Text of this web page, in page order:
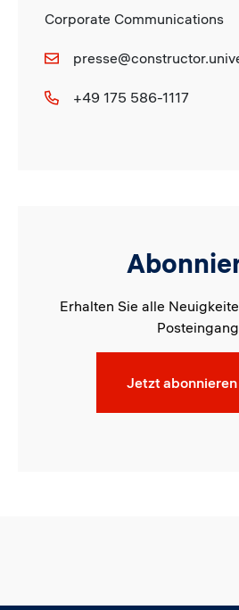
Corporate Communications
+49 175 586-1117
Erhalten Sie alle
Jetzt abonnieren